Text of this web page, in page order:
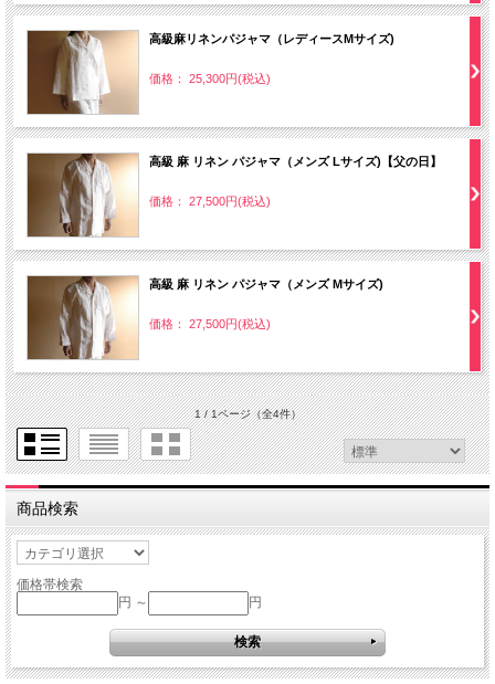
高級麻リネンパジャマ（レディースMサイズ)
価格： 25,300円(税込)
高級 麻 リネン パジャマ（メンズ Lサイズ)【父の日】
価格： 27,500円(税込)
高級 麻 リネン パジャマ（メンズ Mサイズ)
価格： 27,500円(税込)
1 / 1ページ（全4件）
商品検索
価格帯検索
円 ～
円